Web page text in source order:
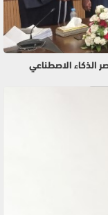
الذكاء الاصطناعي